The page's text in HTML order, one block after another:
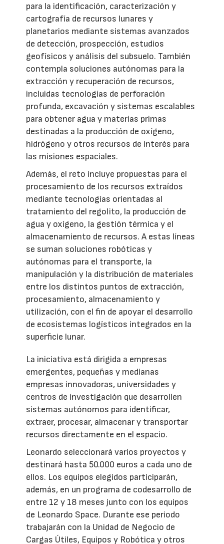
para la identificación, caracterización y
cartografía de recursos lunares y
planetarios mediante sistemas avanzados
de detección, prospección, estudios
geofísicos y análisis del subsuelo. También
contempla soluciones autónomas para la
extracción y recuperación de recursos,
incluidas tecnologías de perforación
profunda, excavación y sistemas escalables
para obtener agua y materias primas
destinadas a la producción de oxígeno,
hidrógeno y otros recursos de interés para
las misiones espaciales.
Además, el reto incluye propuestas para el
procesamiento de los recursos extraídos
mediante tecnologías orientadas al
tratamiento del regolito, la producción de
agua y oxígeno, la gestión térmica y el
almacenamiento de recursos. A estas líneas
se suman soluciones robóticas y
autónomas para el transporte, la
manipulación y la distribución de materiales
entre los distintos puntos de extracción,
procesamiento, almacenamiento y
utilización, con el fin de apoyar el desarrollo
de ecosistemas logísticos integrados en la
superficie lunar.
La iniciativa está dirigida a empresas
emergentes, pequeñas y medianas
empresas innovadoras, universidades y
centros de investigación que desarrollen
sistemas autónomos para identificar,
extraer, procesar, almacenar y transportar
recursos directamente en el espacio.
Leonardo seleccionará varios proyectos y
destinará hasta 50.000 euros a cada uno de
ellos. Los equipos elegidos participarán,
además, en un programa de codesarrollo de
entre 12 y 18 meses junto con los equipos
de Leonardo Space. Durante ese periodo
trabajarán con la Unidad de Negocio de
Cargas Útiles, Equipos y Robótica y otros